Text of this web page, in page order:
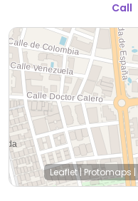
Call
Leaflet|Protomaps |